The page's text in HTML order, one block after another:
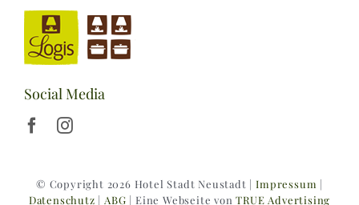
Social Media
© Copyright 2026 Hotel Stadt Neustadt |Impressum |
Datenschutz |ABG | Eine Webseite vonTRUE Advertising